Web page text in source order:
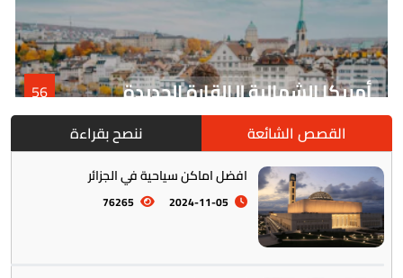
أمريكا الشمالية || القارة الجديدة 56
القصص الشائعة ننصح بقراءة
افضل اماكن سياحية في الجزائر
2024-11-05
76265